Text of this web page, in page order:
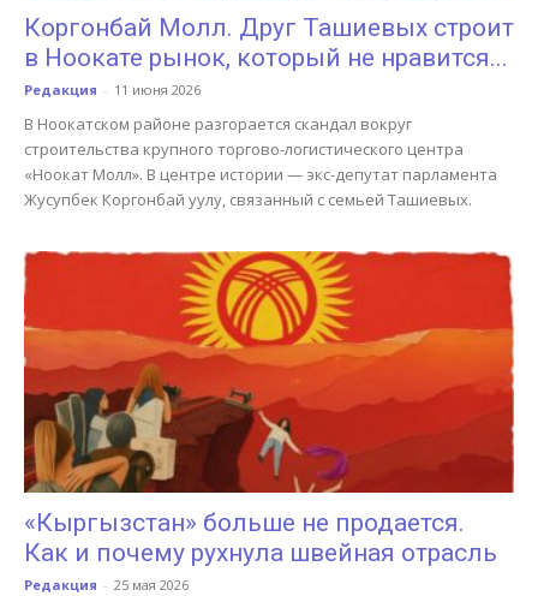
Коргонбай Молл. Друг Ташиевых строит
в Ноокате рынок, который не нравится...
Редакция - 11 июня 2026
В Ноокатском районе разгорается скандал вокруг
строительства крупного торгово-логистического центра
«Ноокат Молл». В центре истории — экс-депутат парламента
Жусупбек Коргонбай уулу, связанный с семьей Ташиевых.
«Кыргызстан» больше не продается.
Как и почему рухнула швейная отрасль
Редакция - 25 мая 2026